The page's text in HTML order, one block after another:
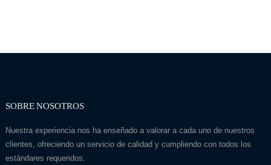
SOBRE NOSOTROS
Nuestra experiencia nos ha enseñado a valorar a cada uno de nuestros
clientes, ofreciendo un servicio de calidad y cumpliendo con todos los
estándares requeridos.